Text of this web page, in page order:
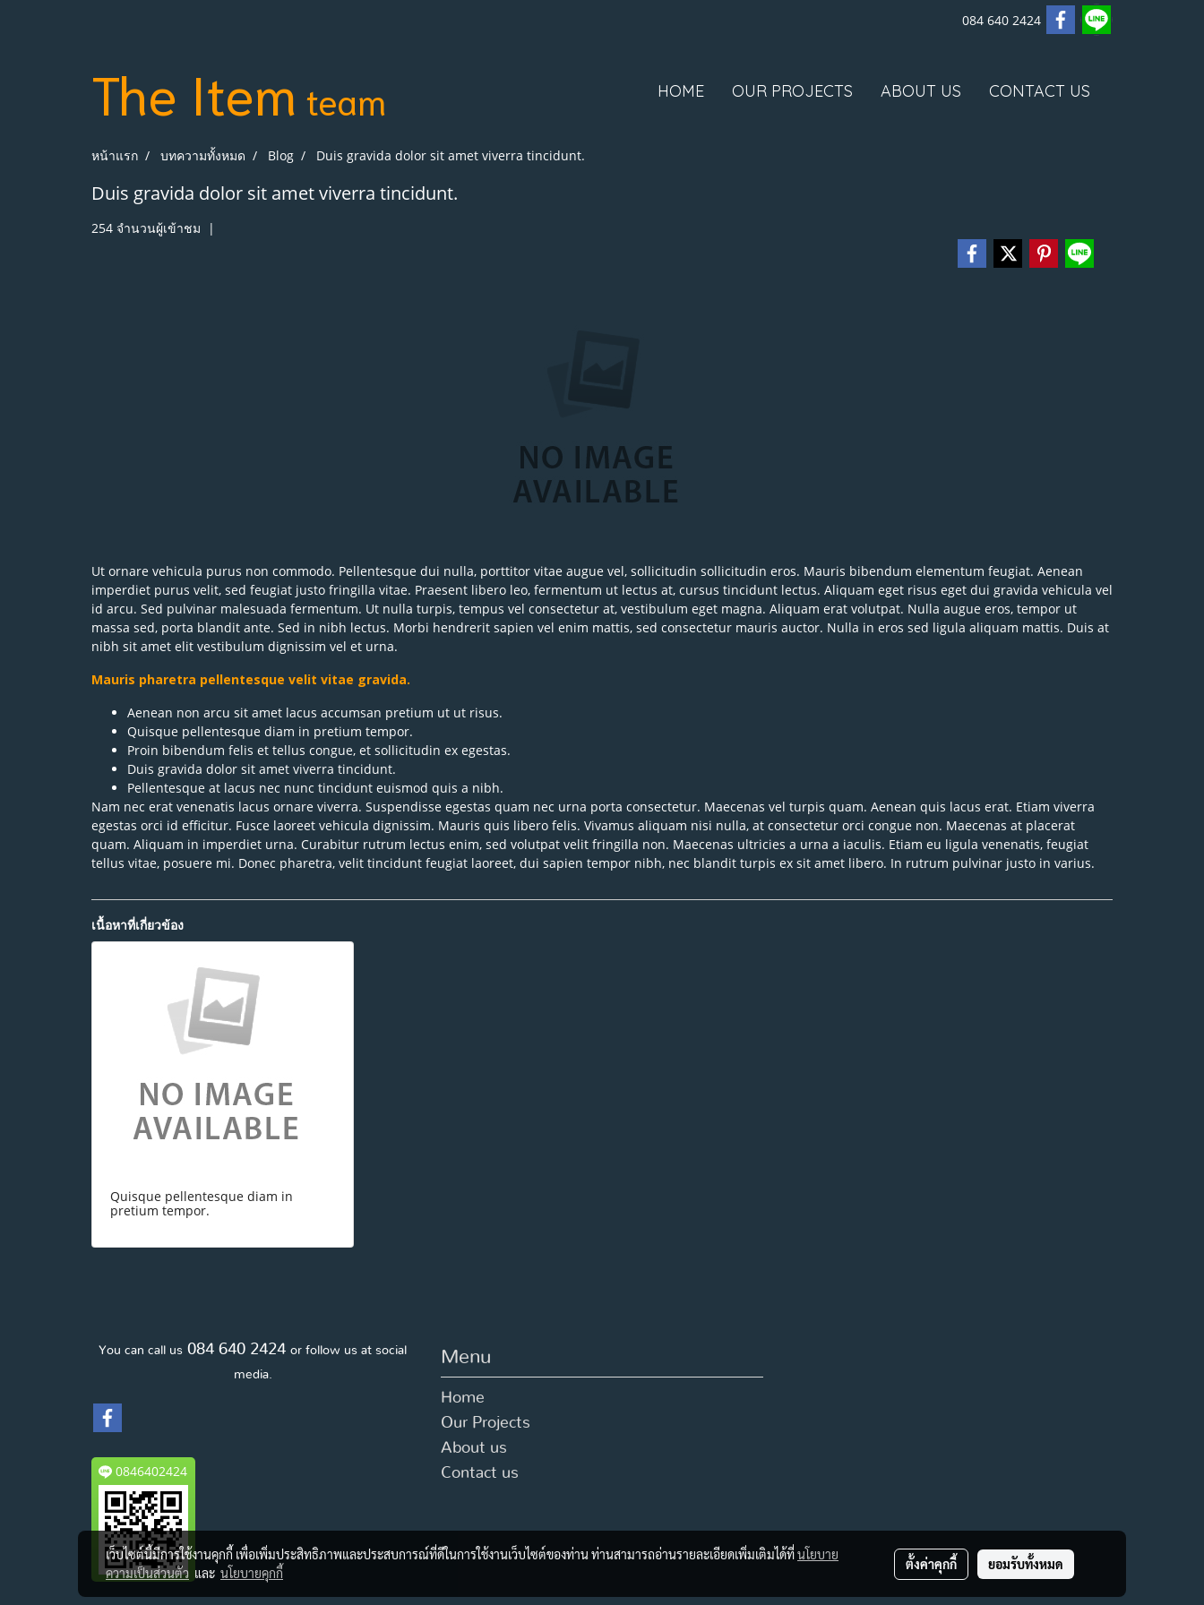
084 640 2424
The Item team HOME OUR PROJECTS ABOUT US CONTACT US
หน้าแรก บทความทั้งหมด Blog Duis gravida dolor sit amet viverra tincidunt.
Duis gravida dolor sit amet viverra tincidunt.
254 จำนวนผู้เข้าชม |
Ut ornare vehicula purus non commodo. Pellentesque dui nulla, porttitor vitae augue vel, sollicitudin sollicitudin eros. Mauris bibendum elementum feugiat. Aenean
imperdiet purus velit, sed feugiat justo fringilla vitae. Praesent libero leo, fermentum ut lectus at, cursus tincidunt lectus. Aliquam eget risus eget dui gravida vehicula vel
id arcu. Sed pulvinar malesuada fermentum. Ut nulla turpis, tempus vel consectetur at, vestibulum eget magna. Aliquam erat volutpat. Nulla augue eros, tempor ut
massa sed, porta blandit ante. Sed in nibh lectus. Morbi hendrerit sapien vel enim mattis, sed consectetur mauris auctor. Nulla in eros sed ligula aliquam mattis. Duis at
nibh sit amet elit vestibulum dignissim vel et urna.
Mauris pharetra pellentesque velit vitae gravida.
Aenean non arcu sit amet lacus accumsan pretium ut ut risus.
Quisque pellentesque diam in pretium tempor.
Proin bibendum felis et tellus congue, et sollicitudin ex egestas.
Duis gravida dolor sit amet viverra tincidunt.
Pellentesque at lacus nec nunc tincidunt euismod quis a nibh.
Nam nec erat venenatis lacus ornare viverra. Suspendisse egestas quam nec urna porta consectetur. Maecenas vel turpis quam. Aenean quis lacus erat. Etiam viverra
egestas orci id efficitur. Fusce laoreet vehicula dignissim. Mauris quis libero felis. Vivamus aliquam nisi nulla, at consectetur orci congue non. Maecenas at placerat
quam. Aliquam in imperdiet urna. Curabitur rutrum lectus enim, sed volutpat velit fringilla non. Maecenas ultricies a urna a iaculis. Etiam eu ligula venenatis, feugiat
tellus vitae, posuere mi. Donec pharetra, velit tincidunt feugiat laoreet, dui sapien tempor nibh, nec blandit turpis ex sit amet libero. In rutrum pulvinar justo in varius.
เนื้อหาที่เกี่ยวข้อง
Quisque pellentesque diam in
pretium tempor.
You can call us 084 640 2424 or follow us at social
media.
0846402424
Menu
Home
Our Projects
About us
Contact us
เว็บไซต์นี้มีการใช้งานคุกกี้ เพื่อเพิ่มประสิทธิภาพและประสบการณ์ที่ดีในการใช้งานเว็บไซต์ของท่าน ท่านสามารถอ่านรายละเอียดเพิ่มเติมได้ที่นโยบาย
ความเป็นส่วนตัว และ นโยบายคุกกี้
ตั้งค่าคุกกี้ ยอมรับทั้งหมด